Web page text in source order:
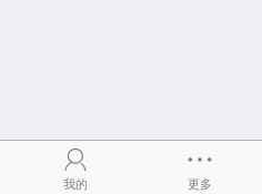
我的 更多